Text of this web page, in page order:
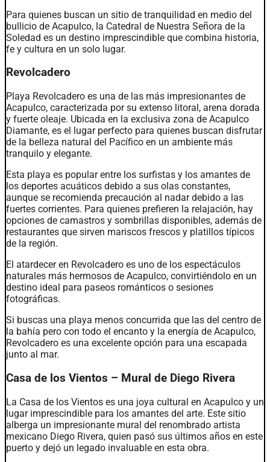
Para quienes buscan un sitio de tranquilidad en medio del
bullicio de Acapulco, la Catedral de Nuestra Señora de la
Soledad es un destino imprescindible que combina historia,
fe y cultura en un solo lugar.
Revolcadero
Playa Revolcadero es una de las más impresionantes de
Acapulco, caracterizada por su extenso litoral, arena dorada
y fuerte oleaje. Ubicada en la exclusiva zona de Acapulco
Diamante, es el lugar perfecto para quienes buscan disfrutar
de la belleza natural del Pacífico en un ambiente más
tranquilo y elegante.
Esta playa es popular entre los surfistas y los amantes de
los deportes acuáticos debido a sus olas constantes,
aunque se recomienda precaución al nadar debido a las
fuertes corrientes. Para quienes prefieren la relajación, hay
opciones de camastros y sombrillas disponibles, además de
restaurantes que sirven mariscos frescos y platillos típicos
de la región.
El atardecer en Revolcadero es uno de los espectáculos
naturales más hermosos de Acapulco, convirtiéndolo en un
destino ideal para paseos románticos o sesiones
fotográficas.
Si buscas una playa menos concurrida que las del centro de
la bahía pero con todo el encanto y la energía de Acapulco,
Revolcadero es una excelente opción para una escapada
junto al mar.
Casa de los Vientos – Mural de Diego Rivera
La Casa de los Vientos es una joya cultural en Acapulco y un
lugar imprescindible para los amantes del arte. Este sitio
alberga un impresionante mural del renombrado artista
mexicano Diego Rivera, quien pasó sus últimos años en este
puerto y dejó un legado invaluable en esta obra.